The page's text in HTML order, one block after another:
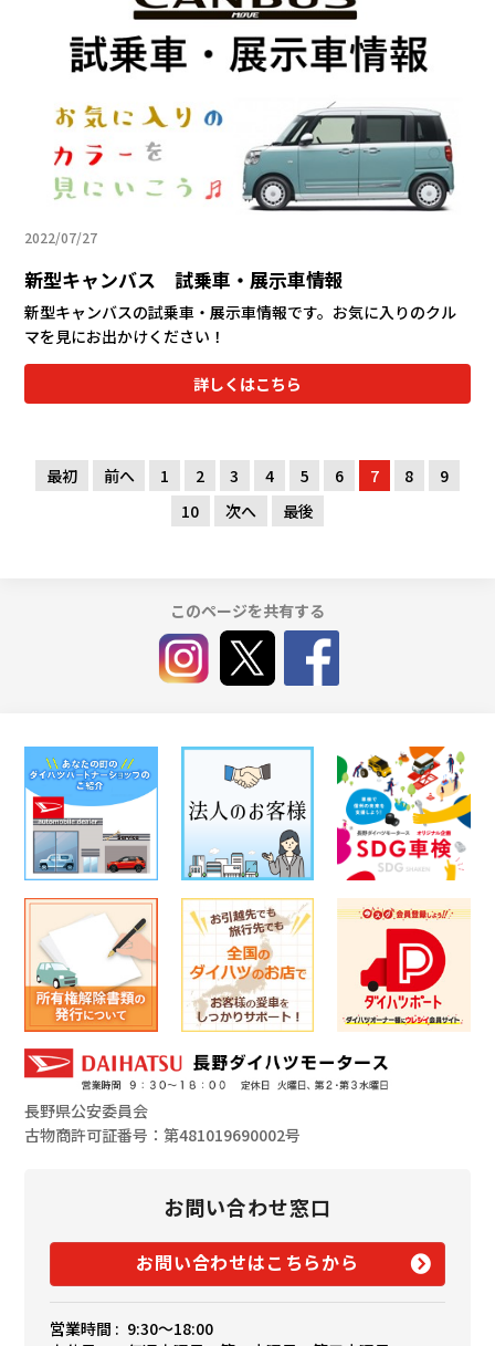
2022/07/27
新型キャンバス 試乗車・展示車情報
新型キャンバスの試乗車・展示車情報です。お気に入りのクル
マを見にお出かけください！
詳しくはこちら
最初 前へ 1 2 3 4 5 6 7 8
9
10
次へ 最後
このページを共有する
長野県公安委員会
古物商許可証番号：第481019690002号
お問い合わせ窓口
お問い合わせはこちらから
営業時間 : 9:30〜18:00